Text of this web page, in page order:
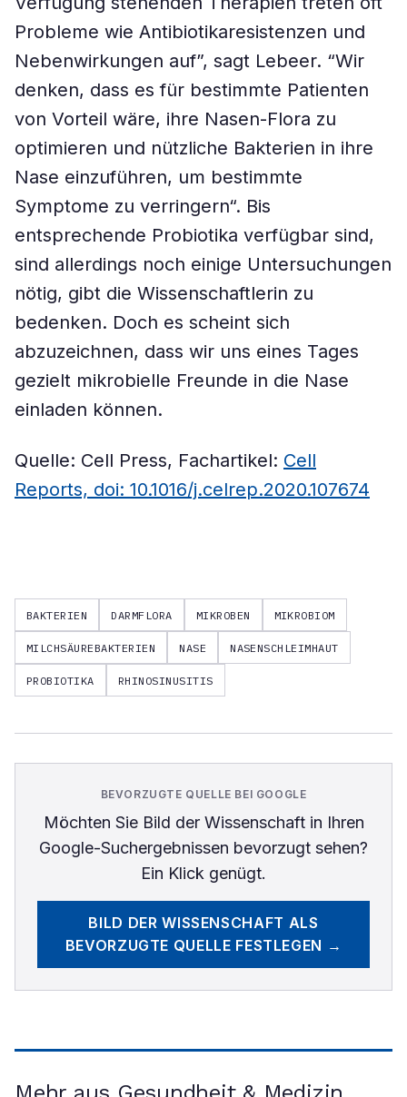
Probleme wie Antibiotikaresistenzen und
Nebenwirkungen auf”, sagt Lebeer. “Wir
denken, dass es für bestimmte Patienten
von Vorteil wäre, ihre Nasen-Flora zu
optimieren und nützliche Bakterien in ihre
Nase einzuführen, um bestimmte
Symptome zu verringern“. Bis
entsprechende Probiotika verfügbar sind,
sind allerdings noch einige Untersuchungen
nötig, gibt die Wissenschaftlerin zu
bedenken. Doch es scheint sich
abzuzeichnen, dass wir uns eines Tages
gezielt mikrobielle Freunde in die Nase
einladen können.
Quelle: Cell Press, Fachartikel: Cell
Reports, doi: 10.1016/j.celrep.2020.107674
BAKTERIEN DARMFLORA MIKROBEN MIKROBIOM
MILCHSÄUREBAKTERIEN NASE NASENSCHLEIMHAUT
PROBIOTIKA RHINOSINUSITIS
BEVORZUGTE QUELLE BEI GOOGLE
Möchten Sie Bild der Wissenschaftin Ihren
Google-Suchergebnissen bevorzugt sehen?
Ein Klick genügt.
BILD DER WISSENSCHAFT ALS
BEVORZUGTE QUELLE FESTLEGEN →